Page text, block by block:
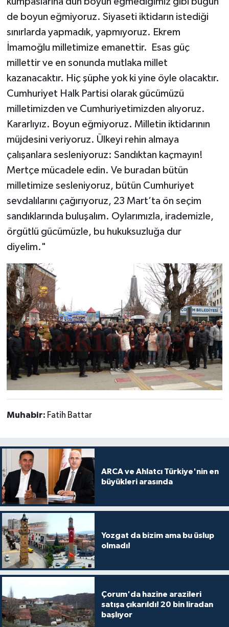
de boyun eğmiyoruz. Siyaseti iktidarın istediği
sınırlarda yapmadık, yapmıyoruz. Ekrem
İmamoğlu milletimize emanettir. Esas güç
millettir ve en sonunda mutlaka millet
kazanacaktır. Hiç şüphe yok ki yine öyle olacaktır.
Cumhuriyet Halk Partisi olarak gücümüzü
milletimizden ve Cumhuriyetimizden alıyoruz.
Kararlıyız. Boyun eğmiyoruz. Milletin iktidarının
müjdesini veriyoruz. Ülkeyi rehin almaya
çalışanlara sesleniyoruz: Sandıktan kaçmayın!
Mertçe mücadele edin. Ve buradan bütün
milletimize sesleniyoruz, bütün Cumhuriyet
sevdalılarını çağırıyoruz, 23 Mart’ta ön seçim
sandıklarında buluşalım. Oylarımızla, irademizle,
örgütlü gücümüzle, bu hukuksuzluğa dur
diyelim."
Muhabir: Fatih Battar
ARCA ve Ahlatcı Türkiye'nin en
büyükleri arasında
Yozgat da bizim ama bu üslup
olmadı!
Çorum'da hazine arazileri
satışa çıkarıldı! 20 bin liradan
başlıyor